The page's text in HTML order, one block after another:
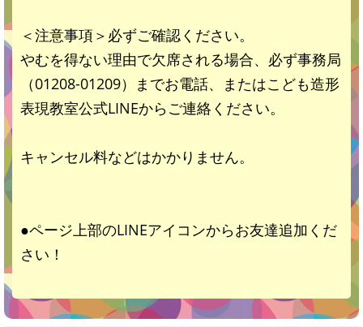
＜注意事項＞必ずご確認ください。
やむを得ない理由で欠席される場合、必ず事務局
（01208-01209）までお電話、またはこども造形
表現教室公式LINEからご連絡ください。
キャンセル料などはかかりません。
●ページ上部のLINEアイコンからお友達追加くだ
さい！